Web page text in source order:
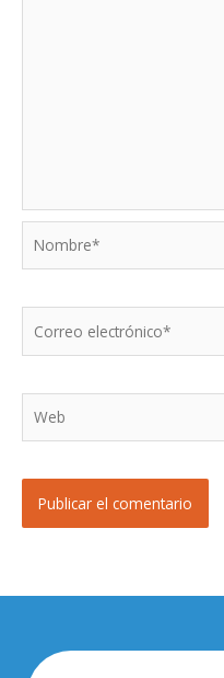
electrónico*